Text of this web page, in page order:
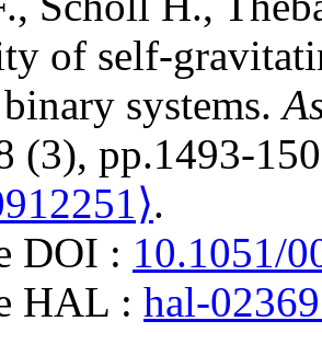
of self-
systems.
(3), pp.1493-
.
DOI : 10.1051/
HAL : hal-